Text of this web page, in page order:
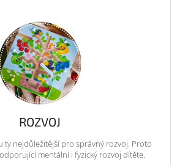
ROZVOJ
ty nejdůležitější pro správný rozvoj. Proto
mentální i fyzický rozvoj dítěte.